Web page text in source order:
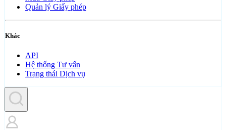
Quản lý Giấy phép
Khác
API
Hệ thống Tư vấn
Trạng thái Dịch vụ